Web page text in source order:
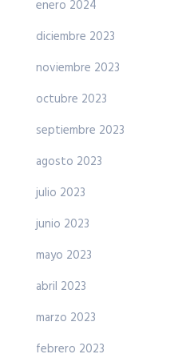
enero 2024
diciembre 2023
noviembre 2023
octubre 2023
septiembre 2023
agosto 2023
julio 2023
junio 2023
mayo 2023
abril 2023
marzo 2023
febrero 2023